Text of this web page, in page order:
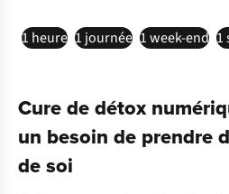
1 heure 1 journée 1 week-end 1
Cure de détox
un besoin de prendre
de soi